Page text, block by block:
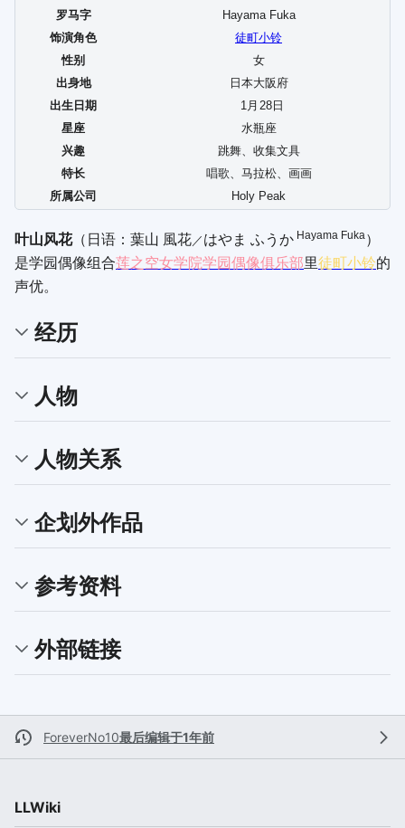
罗马字
Hayama Fuka
饰演角色
徒町小铃
性别
女
出身地
日本大阪府
出生日期
1月 28日
星座
水瓶座
兴趣
跳舞、收集文具
特长
唱歌、马拉松、画画
所属公司
Holy Peak
叶山风花（日语： 葉山 風花／ はやま ふうか Hayama Fuka ）
是学园偶像组合莲之空女学院学园偶像俱乐部里徒町小铃的
声优。
经历
人物
人物关系
企划外作品
参考资料
外部链接
ForeverNo10最后编辑于1年前
LLWiki